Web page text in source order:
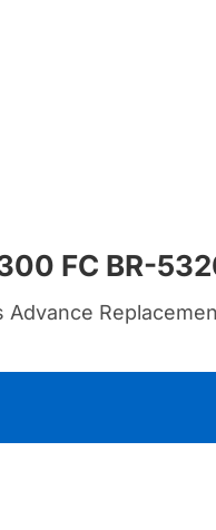
FC BR-
Advance